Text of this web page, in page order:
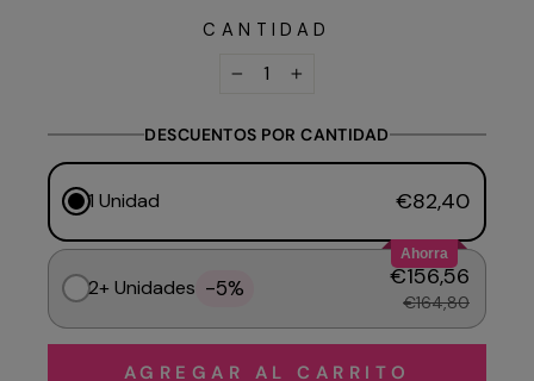
CANTIDAD
DESCUENTOS POR CANTIDAD
1 Unidad €82,40
Ahorra
2+ Unidades -5% €156,56
€164,80
AGREGAR AL CARRITO